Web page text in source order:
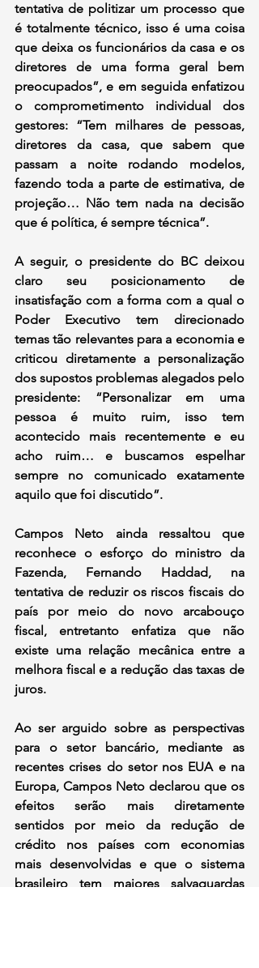
tentativa de politizar um processo que
é totalmente técnico, isso é uma coisa
que deixa os funcionários da casa e os
diretores de uma forma geral bem
preocupados”, e em seguida enfatizou
o comprometimento individual dos
gestores: “Tem milhares de pessoas,
diretores da casa, que sabem que
passam a noite rodando modelos,
fazendo toda a parte de estimativa, de
projeção… Não tem nada na decisão
que é política, é sempre técnica”.
A seguir, o presidente do BC deixou
claro seu posicionamento de
insatisfação com a forma com a qual o
Poder Executivo tem direcionado
temas tão relevantes para a economia e
criticou diretamente a personalização
dos supostos problemas alegados pelo
presidente: “Personalizar em uma
pessoa é muito ruim, isso tem
acontecido mais recentemente e eu
acho ruim… e buscamos espelhar
sempre no comunicado exatamente
aquilo que foi discutido”.
Campos Neto ainda ressaltou que
reconhece o esforço do ministro da
Fazenda, Fernando Haddad, na
tentativa de reduzir os riscos fiscais do
país por meio do novo arcabouço
fiscal, entretanto enfatiza que não
existe uma relação mecânica entre a
melhora fiscal e a redução das taxas de
juros.
Ao ser arguido sobre as perspectivas
para o setor bancário, mediante as
recentes crises do setor nos EUA e na
Europa, Campos Neto declarou que os
efeitos serão mais diretamente
sentidos por meio da redução de
crédito nos países com economias
mais desenvolvidas e que o sistema
brasileiro tem maiores salvaguardas